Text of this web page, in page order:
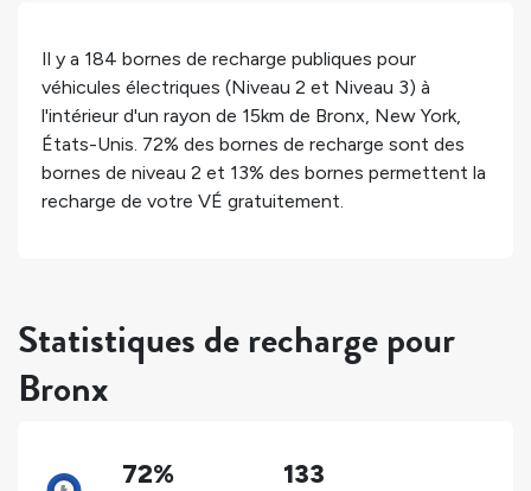
Il y a 184 bornes de recharge publiques pour
véhicules électriques (Niveau 2 et Niveau 3) à
l'intérieur d'un rayon de 15km de Bronx, New York,
États-Unis. 72% des bornes de recharge sont des
bornes de niveau 2 et 13% des bornes permettent la
recharge de votre VÉ gratuitement.
Statistiques de recharge pour
Bronx
72% 133